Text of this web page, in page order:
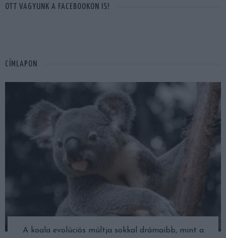
OTT VAGYUNK A FACEBOOKON IS!
CÍMLAPON
A koala evolúciós múltja sokkal drámaibb, mint a